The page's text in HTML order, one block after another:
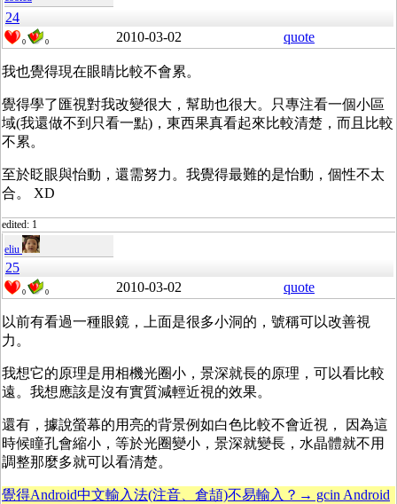
24
0 0 2010-03-02 quote
我也覺得現在眼睛比較不會累。
覺得學了匯視對我改變很大，幫助也很大。只專注看一個小區
域(我還做不到只看一點)，東西果真看起來比較清楚，而且比較
不累。
至於眨眼與怡動，還需努力。我覺得最難的是怡動，個性不太
合。 XD
edited: 1
eliu
25
0 0 2010-03-02 quote
以前有看過一種眼鏡，上面是很多小洞的，號稱可以改善視
力。
我想它的原理是用相機光圈小，景深就長的原理，可以看比較
遠。我想應該是沒有實質減輕近視的效果。
還有，據說螢幕的用亮的背景例如白色比較不會近視， 因為這
時候瞳孔會縮小，等於光圈變小，景深就變長，水晶體就不用
調整那麼多就可以看清楚。
覺得Android中文輸入法(注音、倉頡)不易輸入？→ gcin Android